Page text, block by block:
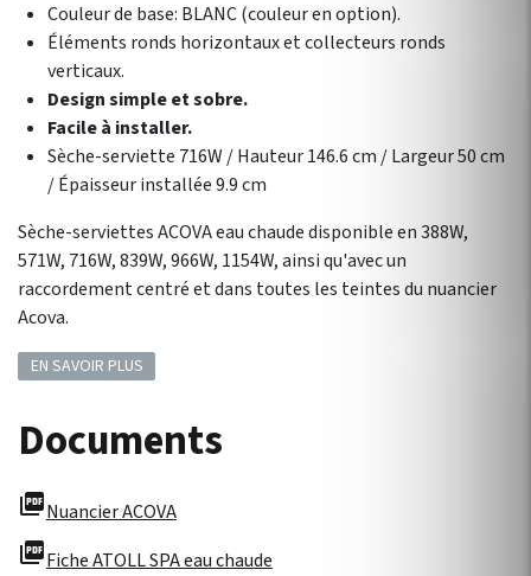
Couleur de base: BLANC (couleur en option).
Éléments ronds horizontaux et collecteurs ronds
verticaux.
Design simple et sobre.
Facile à installer.
Sèche-serviette 716W / Hauteur 146.6 cm / Largeur 50 cm
/ Épaisseur installée 9.9 cm
Sèche-serviettes ACOVA eau chaude disponible en 388W,
571W, 716W, 839W, 966W, 1154W, ainsi qu'avec un
raccordement centré et dans toutes les teintes du nuancier
Acova.
EN SAVOIR PLUS
Documents
picture_as_pdfNuancier ACOVA
picture_as_pdfFiche ATOLL SPA eau chaude